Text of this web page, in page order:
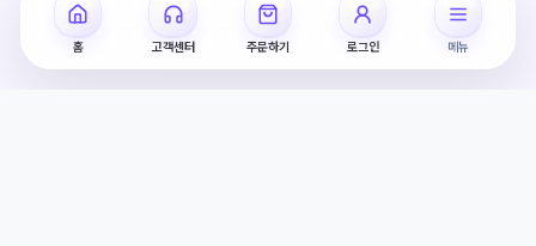
홈 고객센터 주문하기 로그인 메뉴